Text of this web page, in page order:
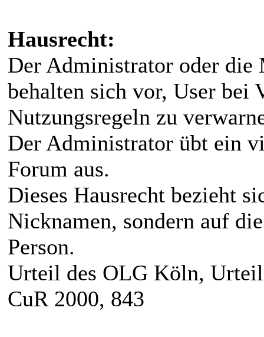
Hausrecht:
Der Administrator oder die
behalten sich vor, User bei
Nutzungsregeln zu
Der Administrator übt ein
Forum aus.
Dieses Hausrecht bezieht
Nicknamen, sondern auf
Person.
Urteil des OLG Köln,
CuR 2000, 843